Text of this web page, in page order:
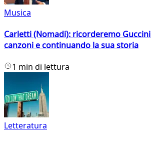
Musica
Carletti (Nomadi): ricorderemo
canzoni e continuando la sua storia
1 min di lettura
Letteratura